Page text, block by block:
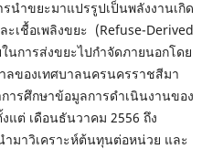
นำขยะมาแปรรูปเป็นพลังงานเกิด
เชื้อเพลิงขยะ (Refuse-Derived
นการส่งขยะไปกำจัดภายนอกโดย
ลของเทศบาลนครนครราชสีมา
ารศึกษาข้อมูลการดำเนินงานของ
แต่ เดือนธันวาคม 2556 ถึง
ำมาวิเคราะห์ต้นทุนต่อหน่วย และ